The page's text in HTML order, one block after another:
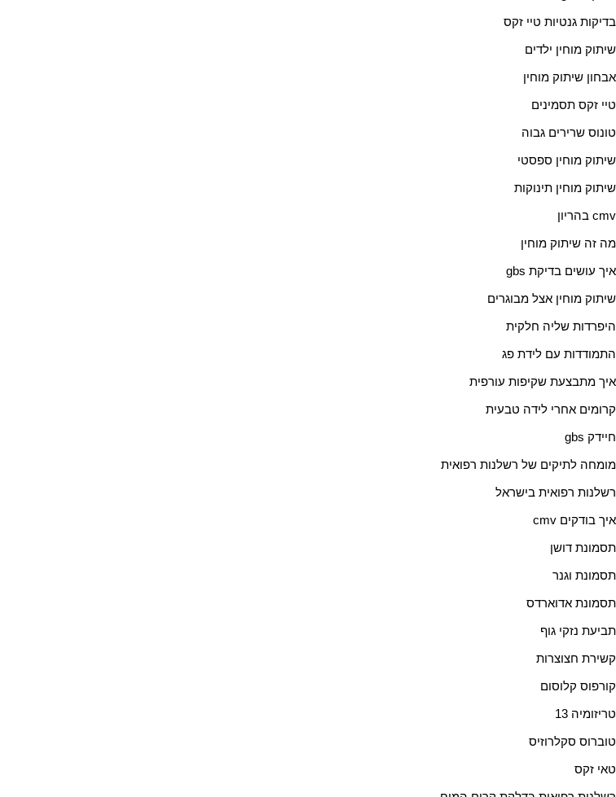
בדיקות גנטיות טיי זקס
שיתוק מוחין ילדים
אבחון שיתוק מוחין
טיי זקס תסמינים
טונוס שרירים גבוה
שיתוק מוחין ספסטי
שיתוק מוחין תינוקות
cmv בהריון
מה זה שיתוק מוחין
איך עושים בדיקת gbs
שיתוק מוחין אצל מבוגרים
היפרדות שליה חלקית
התמודדות עם לידת פג
איך מתבצעת שקיפות עורפית
קרומים אחרי לידה טבעית
חיידק gbs
מומחה לתיקים של רשלנות רפואית
רשלנות רפואית בישראל
איך בודקים cmv
תסמונת דושן
תסמונת וגנר
תסמונת אדוארדס
תביעת נזקי גוף
קשירת חצוצרות
קורפוס קלוסום
טריזומיה 13
טוברוס סקלרוזיס
טאי זקס